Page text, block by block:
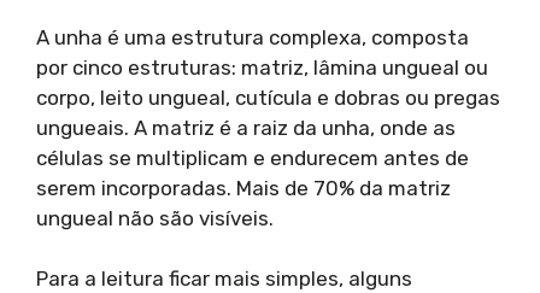
A unha é uma estrutura complexa, composta
por cinco estruturas: matriz, lâmina ungueal ou
corpo, leito ungueal, cutícula e dobras ou pregas
ungueais. A matriz é a raiz da unha, onde as
células se multiplicam e endurecem antes de
serem incorporadas. Mais de 70% da matriz
ungueal não são visíveis.
Para a leitura ficar mais simples, alguns